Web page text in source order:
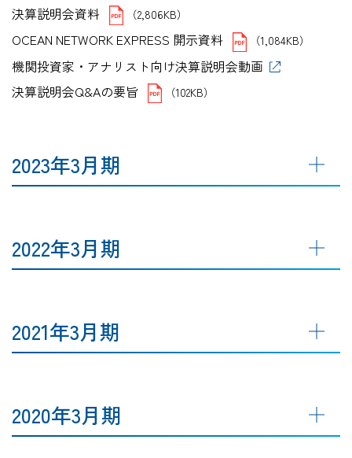
決算説明会資料 （2,806KB）
OCEAN NETWORK EXPRESS 開示資料 （1,084KB）
機関投資家・アナリスト向け決算説明会動画
決算説明会Q&Aの要旨
（102KB）
2023年3月期
2022年3月期
2021年3月期
2020年3月期